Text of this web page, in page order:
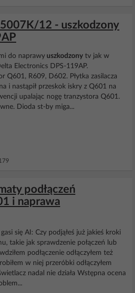
12 - uszkodzony
do naprawy uszkodzony tv jak w
Electronics DPS-119AP.
Q601, R609, D602. Płytka zasilacza
i nastąpił przeskok iskry z Q601 na
upalając nogę tranzystora Q601.
Dioda st-by miga...
podłączeń
i naprawa
się AI: Czy podjąłeś już jakieś kroki
takie jak sprawdzenie połączeń lub
podłączenie odłączyłem też
w niej przeróbki odłączyłem
nadal nie działa Wstępna ocena